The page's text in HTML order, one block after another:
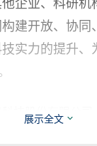
建开放、协同
实力的提升、
技股份有限公司
展示全文